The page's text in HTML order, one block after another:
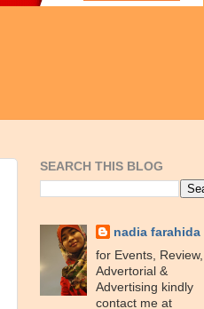
SEARCH THIS BLOG
nadia farahida
for Events, Review,
Advertorial &
Advertising kindly
contact me at